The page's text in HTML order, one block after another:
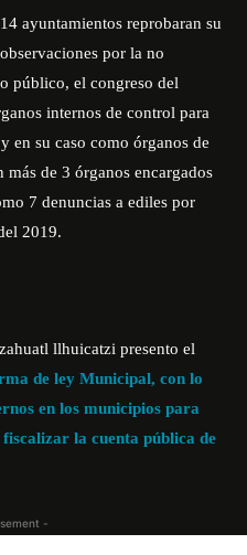
ayuntamientos reprobaran su
por la no
público, el congreso del
internos de control para
en su caso como órganos de
de 3 órganos encargados
7 denuncias a ediles por
2019.
llhuicatzi presento el
de ley Municipal, con lo
en los municipios para
la cuenta pública de
-